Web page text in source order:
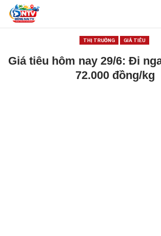
THỊ TRƯỜNG GIÁ TIÊU
Giá tiêu hôm nay 29/6: Đi
72.000 đồng/kg